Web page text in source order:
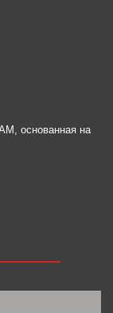
основанная на